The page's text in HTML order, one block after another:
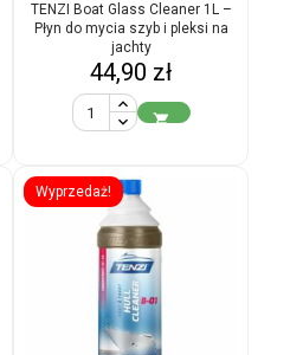
TENZI Boat Glass Cleaner 1L –
Płyn do mycia szyb i pleksi na
jachty
Cena
44,90 zł

Wyprzedaż!